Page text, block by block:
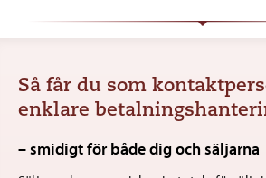
Så får du som
enklare
– smidigt för både dig och säljarna